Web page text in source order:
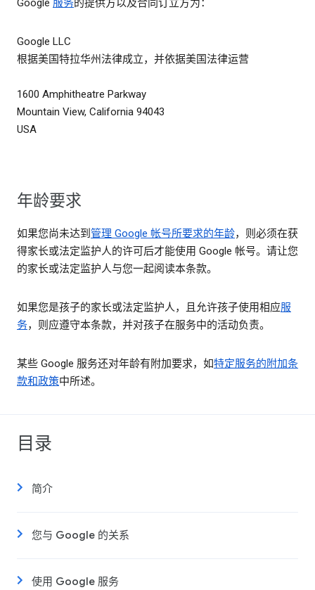
Google 服务的提供方以及合同订立方为：
Google LLC
根据美国特拉华州法律成立，并依据美国法律运营
1600 Amphitheatre Parkway
Mountain View, California 94043
USA
年龄要求
如果您尚未达到 管理 Google 帐号所要求的年龄，则必须在获
得家长或法定监护人的许可后才能使用 Google 帐号。请让您
的家长或法定监护人与您一起阅读本条款。
如果您是孩子的家长或法定监护人，且允许孩子使用相应服
务，则应遵守本条款，并对孩子在服务中的活动负责。
某些 Google 服务还对年龄有附加要求，如特定服务的附加条
款和政策中所述。
目录
简介
您与 Google 的关系
使用 Google 服务